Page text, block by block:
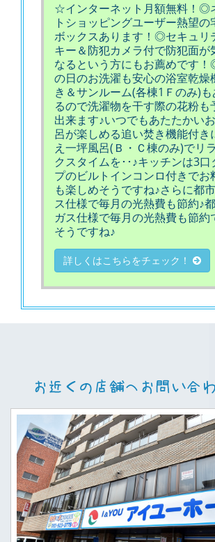
☆インターネット月額無料！◎
トショッピングユーザー熱望の
ボックスあります！◎セキュリ
キー＆防犯カメラ付で防犯面が
なるという方にもお薦めです
の日のお洗濯も安心の浴室乾燥
き＆サンルーム(各棟1Ｆのみ)も
るので洗濯物を干す際の花粉も
出来ます♪いつでもあたたかい
呂が楽しめる追い焚き機能付き
え一坪風呂(Ｂ・Ｃ棟のみ)でリ
クスタイムを･･♪キッチンは3口
プのビルトインコンロ付きでお
も楽しめそうですね♪さらに都
ス仕様で毎月の光熱費も節約♪
ガス仕様で毎月の光熱費も節約
そうですね♪
詳しくはこちらをチェック！